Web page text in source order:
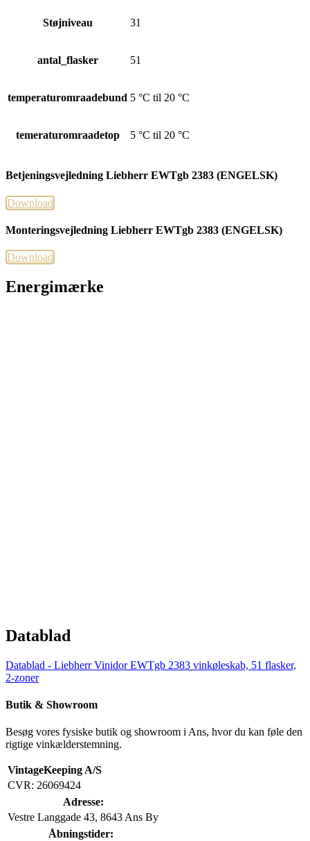
Støjniveau 31
antal_flasker 51
temperaturomraadebund 5 °C til 20 °C
temeraturomraadetop 5 °C til 20 °C
Betjeningsvejledning Liebherr EWTgb 2383 (ENGELSK)
Download
Monteringsvejledning Liebherr EWTgb 2383 (ENGELSK)
Download
Energimærke
Datablad
Datablad - Liebherr Vinidor EWTgb 2383 vinkøleskab, 51 flasker,
2-zoner
Butik & Showroom
Besøg vores fysiske butik og showroom i Ans, hvor du kan føle den
rigtige vinkælderstemning.
VintageKeeping A/S
CVR: 26069424
Adresse:
Vestre Langgade 43, 8643 Ans By
Åbningstider: